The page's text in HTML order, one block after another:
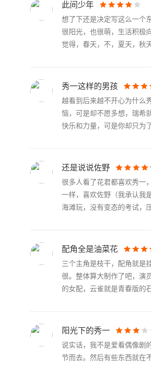
此间少年
想了下还是决定写这么一个
很阳光，也很萌，生活积极
觉得，春天，不，夏天，秋
秀一这样的男孩
越看到后来越不开心为什么
恼，可是却不愿多想，瑞希
快乐和力量，可是你却只为
还是说说佐野
很多人看了花君都喜欢秀一
一样，喜欢佐野（我承认我
海滩玩，没有变态的考试，
配角全是油菜花
三个主角是枝干，配角就是
很。整体算大制作了吧，演
的女配，云雀就是青春版的
阳光下的秀一
说实话，我不是爱看偶像剧
节而去。然后有些东西就在